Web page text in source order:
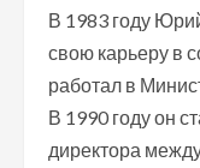
В 1983 году
свою карьеру в
работал в
В 1990 году он
директора